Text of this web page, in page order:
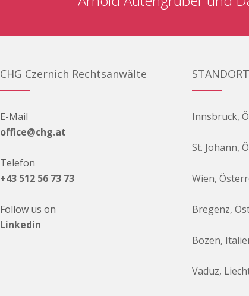
CHG Czernich Rechtsanwälte
E-Mail
office@chg.at
Telefon
+43 512 56 73 73
Follow us on
Linkedin
Innsbruck,
St. Johann,
Wien,
Bregenz,
Bozen,
Vaduz,